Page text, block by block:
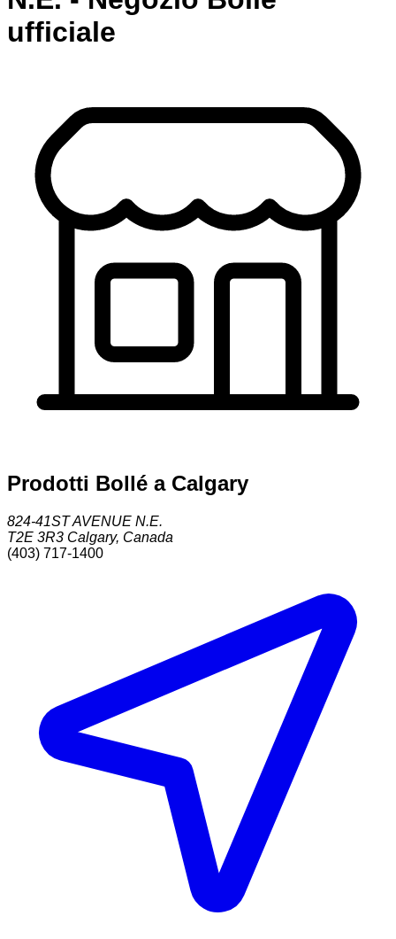
ufficiale
Prodotti Bollé a Calgary
824-41ST AVENUE N.E.
T2E 3R3 Calgary, Canada
(403) 717-1400